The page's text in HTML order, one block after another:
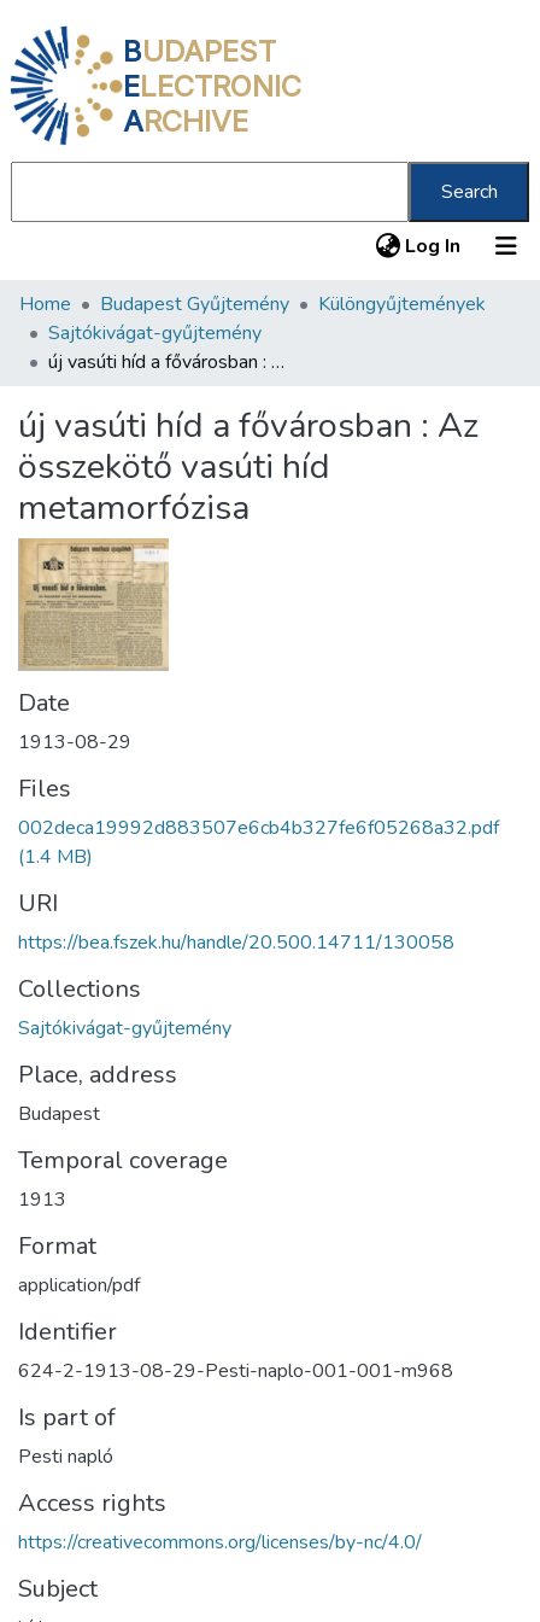
BUDAPEST
ELECTRONIC
ARCHIVE
Search
Log In (current)
Communities & Collections
All of DSpace
About us
Home Budapest Gyűjtemény
Különgyűjtemények
Sajtókivágat-gyűjtemény
új vasúti híd a fővárosban : Az összekötő vasúti híd metamorfózisa
új vasúti híd a fővárosban : Az
összekötő vasúti híd
metamorfózisa
Date
1913-08-29
Files
002deca19992d883507e6cb4b327fe6f05268a32.pdf
(1.4 MB)
URI
https://bea.fszek.hu/handle/20.500.14711/130058
Collections
Sajtókivágat-gyűjtemény
Place, address
Budapest
Temporal coverage
1913
Format
application/pdf
Identifier
624-2-1913-08-29-Pesti-naplo-001-001-m968
Is part of
Pesti napló
Access rights
https://creativecommons.org/licenses/by-nc/4.0/
Subject